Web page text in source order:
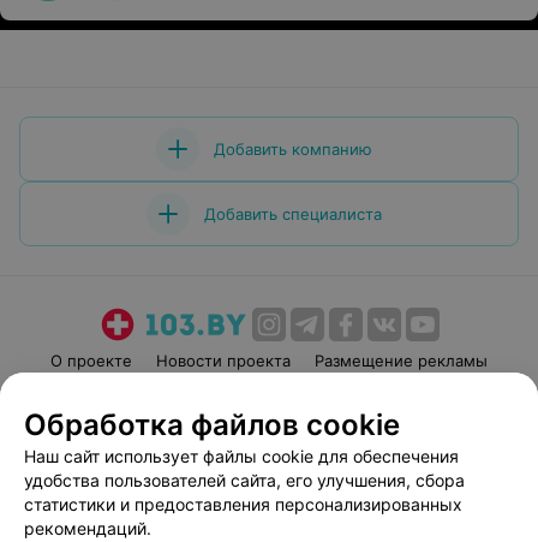
Добавить компанию
Добавить специалиста
О проекте Новости проекта
Размещение рекламы
Пользовательское соглашение
Способы оплаты
Вакансии
Партнеры
Написать руководителю 103.by
Обработка файлов cookie
Наш сайт использует файлы cookie для обеспечения
удобства пользователей сайта, его улучшения, сбора
статистики и предоставления персонализированных
рекомендаций.